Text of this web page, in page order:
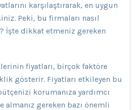
karşılaştırarak, en uygun
Peki, bu firmaları nasıl
İşte dikkat etmeniz gereken
fiyatları, birçok faktöre
gösterir. Fiyatları etkileyen bu
korumanıza yardımcı
gereken bazı önemli